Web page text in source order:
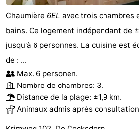
Chaumière 6EL avec trois chambres
bains. Ce logement indépendant de
jusqu'à 6 personnes. La cuisine est
de : ...
Max. 6 personen.
Nombre de chambres: 3.
Distance de la plage: ±1,9 km.
Animaux admis après